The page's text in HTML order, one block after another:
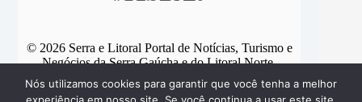
© 2026 Serra e Litoral Portal de Notícias, Turismo e
Negócios da Serra Gaúcha e do Litoral Norte.
Nós utilizamos cookies para garantir que você tenha a melhor